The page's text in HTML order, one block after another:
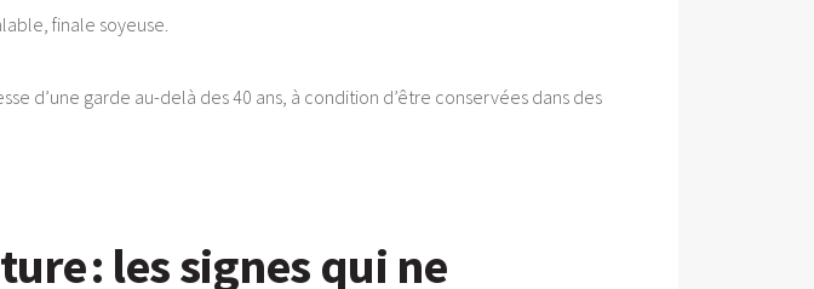
finale soyeuse.
d’une garde au-delà des 40 ans, à condition d’être conservées dans des
: les signes qui ne